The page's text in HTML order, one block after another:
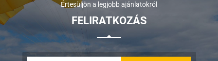
Értesüljön a legjobb ajánlatokról
FELIRATKOZÁS